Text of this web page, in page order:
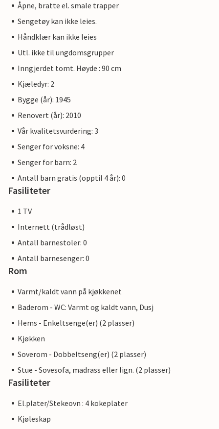
Åpne, bratte el. smale trapper
Sengetøy kan ikke leies.
Håndklær kan ikke leies
Utl. ikke til ungdomsgrupper
Inngjerdet tomt. Høyde : 90 cm
Kjæledyr: 2
Bygge (år): 1945
Renovert (år): 2010
Vår kvalitetsvurdering: 3
Senger for voksne: 4
Senger for barn: 2
Antall barn gratis (opptil 4 år): 0
Fasiliteter
1 TV
Internett (trådløst)
Antall barnestoler: 0
Antall barnesenger: 0
Rom
Varmt/kaldt vann på kjøkkenet
Baderom - WC: Varmt og kaldt vann, Dusj
Hems - Enkeltsenge(er) (2 plasser)
Kjøkken
Soverom - Dobbeltseng(er) (2 plasser)
Stue - Sovesofa, madrass eller lign. (2 plasser)
Fasiliteter
El.plater/Stekeovn : 4 kokeplater
Kjøleskap